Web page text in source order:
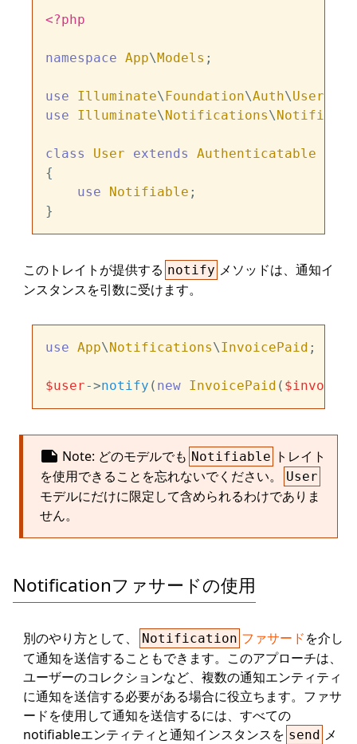
<?php
namespace App\Models ;
use Illuminate\Foundation\Auth\User
use
Illuminate\Notifications\Notifiable
class User extends
Authenticatable
{
use
Notifiable ;
このトレイトが提供する notify メソッドは、通知イ
ンスタンスを引数に受けます。
use App\Notifications\InvoicePaid ;
$user->notify ( new InvoicePaid ( $invoice
note Note: どのモデルでも Notifiable トレイト
を使用できることを忘れないでください。
User
モデルにだけに限定して含められるわけでありま
せん。
Notificationファサードの使用
別のやり方として、 Notification ファサードを介し
て通知を送信することもできます。このアプローチは、
ユーザーのコレクションなど、複数の通知エンティティ
に通知を送信する必要がある場合に役立ちます。ファサ
ードを使用して通知を送信するには、すべての
notifiableエンティティと通知インスタンスを send メ